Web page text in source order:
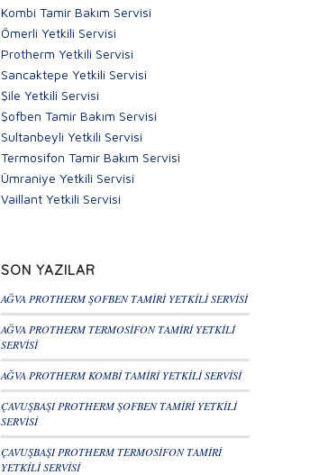
Kombi Tamir Bakım Servisi
Ömerli Yetkili Servisi
Protherm Yetkili Servisi
Sancaktepe Yetkili Servisi
Şile Yetkili Servisi
Şofben Tamir Bakım Servisi
Sultanbeyli Yetkili Servisi
Termosifon Tamir Bakım Servisi
Ümraniye Yetkili Servisi
Vaillant Yetkili Servisi
SON YAZILAR
AĞVA PROTHERM ŞOFBEN TAMİRİ YETKİLİ SERVİSİ
AĞVA PROTHERM TERMOSİFON TAMİRİ YETKİLİ
SERVİSİ
AĞVA PROTHERM KOMBİ TAMİRİ YETKİLİ SERVİSİ
ÇAVUŞBAŞI PROTHERM ŞOFBEN TAMİRİ YETKİLİ
SERVİSİ
ÇAVUŞBAŞI PROTHERM TERMOSİFON TAMİRİ
YETKİLİ SERVİSİ